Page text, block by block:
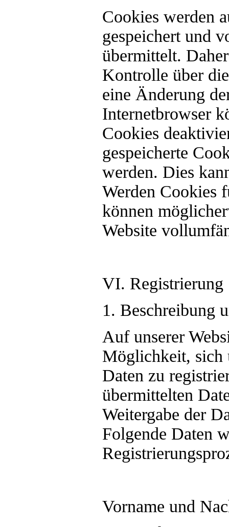
Cookies werden
gespeichert und
übermittelt.
Kontrolle über
eine Änderung
Internetbrowser
Cookies
gespeicherte
werden. Dies
Werden Cookies
können
Website
VI. Registrierung
1. Beschreibung
Auf unserer
Möglichkeit, sich
Daten zu
übermittelten
Weitergabe der
Folgende Daten
Vorname und